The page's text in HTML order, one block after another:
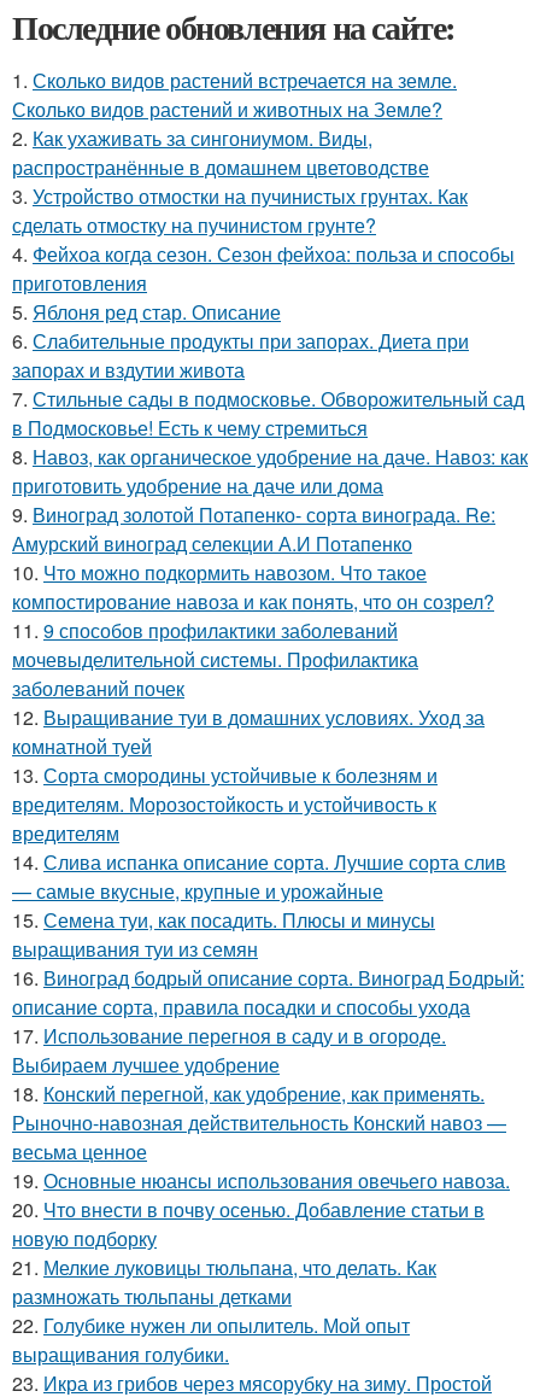
Последние обновления на сайте:
1. Сколько видов растений встречается на земле.
Сколько видов растений и животных на Земле?
2. Как ухаживать за сингониумом. Виды,
распространённые в домашнем цветоводстве
3. Устройство отмостки на пучинистых грунтах. Как
сделать отмостку на пучинистом грунте?
4. Фейхоа когда сезон. Сезон фейхоа: польза и способы
приготовления
5. Яблоня ред стар. Описание
6. Слабительные продукты при запорах. Диета при
запорах и вздутии живота
7. Стильные сады в подмосковье. Обворожительный сад
в Подмосковье! Есть к чему стремиться
8. Навоз, как органическое удобрение на даче. Навоз: как
приготовить удобрение на даче или дома
9. Виноград золотой Потапенко- сорта винограда. Re:
Амурский виноград селекции А.И Потапенко
10. Что можно подкормить навозом. Что такое
компостирование навоза и как понять, что он созрел?
11. 9 способов профилактики заболеваний
мочевыделительной системы. Профилактика
заболеваний почек
12. Выращивание туи в домашних условиях. Уход за
комнатной туей
13. Сорта смородины устойчивые к болезням и
вредителям. Морозостойкость и устойчивость к
вредителям
14. Слива испанка описание сорта. Лучшие сорта слив
— самые вкусные, крупные и урожайные
15. Семена туи, как посадить. Плюсы и минусы
выращивания туи из семян
16. Виноград бодрый описание сорта. Виноград Бодрый:
описание сорта, правила посадки и способы ухода
17. Использование перегноя в саду и в огороде.
Выбираем лучшее удобрение
18. Конский перегной, как удобрение, как применять.
Рыночно-навозная действительность Конский навоз —
весьма ценное
19. Основные нюансы использования овечьего навоза.
20. Что внести в почву осенью. Добавление статьи в
новую подборку
21. Мелкие луковицы тюльпана, что делать. Как
размножать тюльпаны детками
22. Голубике нужен ли опылитель. Мой опыт
выращивания голубики.
23. Икра из грибов через мясорубку на зиму. Простой